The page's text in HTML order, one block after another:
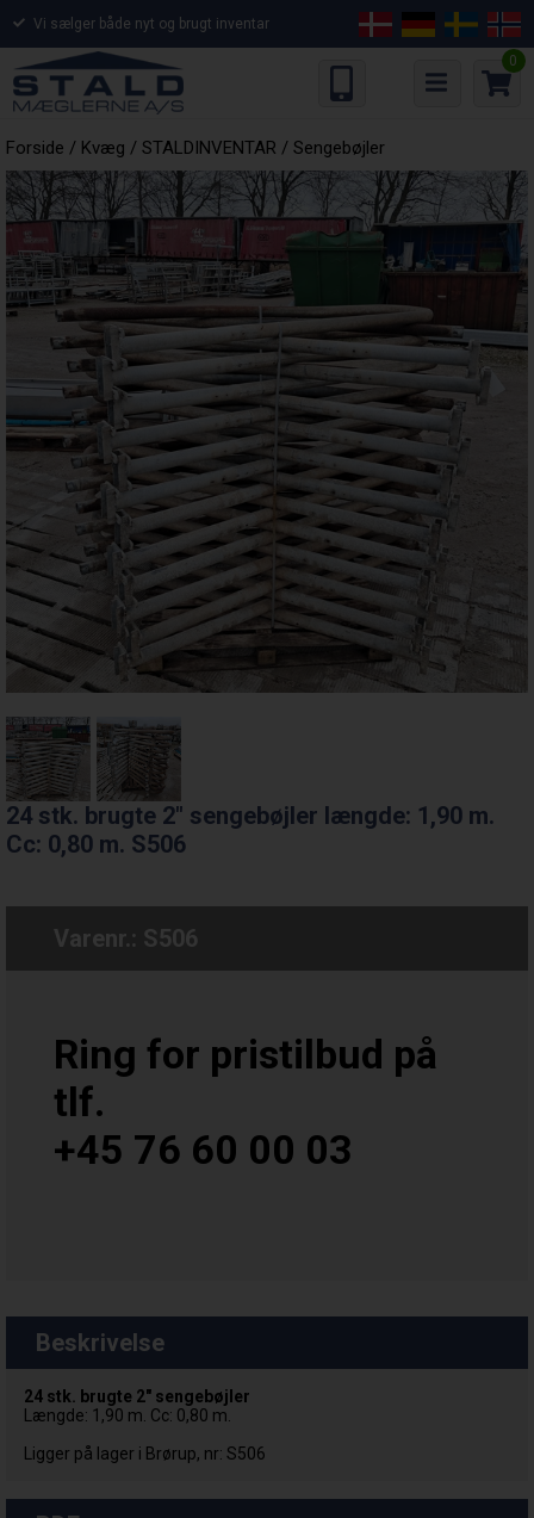
Vi sælger både nyt og brugt inventar
0
Forside / Kvæg / STALDINVENTAR / Sengebøjler
24 stk. brugte 2" sengebøjler længde: 1,90 m.
Cc: 0,80 m. S506
Varenr.: S506
Ring for pristilbud på
tlf.
+45 76 60 00 03
Beskrivelse
24 stk. brugte 2" sengebøjler
Længde: 1,90 m. Cc: 0,80 m.
Ligger på lager i Brørup, nr: S506